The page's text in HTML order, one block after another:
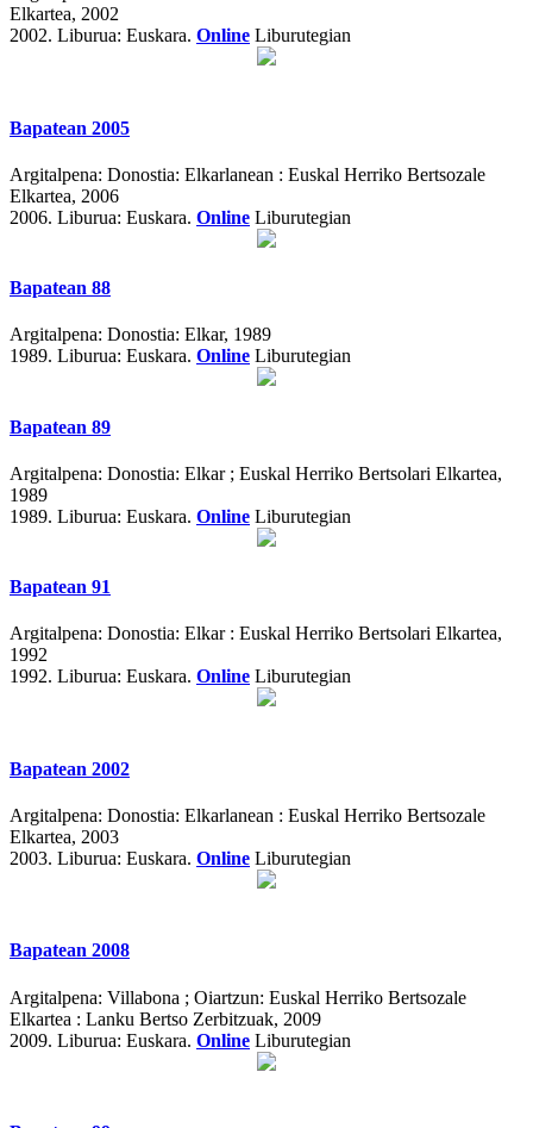
Elkartea, 2002
2002. Liburua: Euskara. Online Liburutegian
Bapatean 2005
Argitalpena: Donostia: Elkarlanean : Euskal Herriko Bertsozale
Elkartea, 2006
2006. Liburua: Euskara. Online Liburutegian
Bapatean 88
Argitalpena: Donostia: Elkar, 1989
1989. Liburua: Euskara. Online Liburutegian
Bapatean 89
Argitalpena: Donostia: Elkar ; Euskal Herriko Bertsolari Elkartea,
1989
1989. Liburua: Euskara. Online Liburutegian
Bapatean 91
Argitalpena: Donostia: Elkar : Euskal Herriko Bertsolari Elkartea,
1992
1992. Liburua: Euskara. Online Liburutegian
Bapatean 2002
Argitalpena: Donostia: Elkarlanean : Euskal Herriko Bertsozale
Elkartea, 2003
2003. Liburua: Euskara. Online Liburutegian
Bapatean 2008
Argitalpena: Villabona ; Oiartzun: Euskal Herriko Bertsozale
Elkartea : Lanku Bertso Zerbitzuak, 2009
2009. Liburua: Euskara. Online Liburutegian